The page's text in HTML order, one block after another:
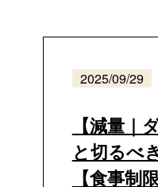
2025/09/29
【減量｜
と切るべ
【食事制